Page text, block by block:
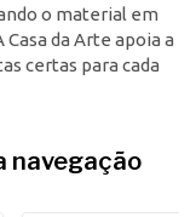
o material em
da Arte apoia a
certas para cada
navegação